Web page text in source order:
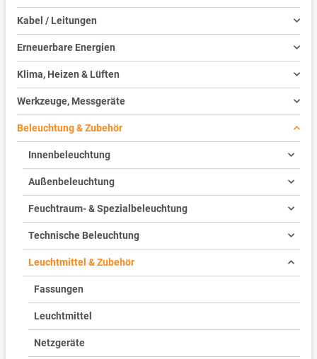
Kabel / Leitungen
Erneuerbare Energien
Klima, Heizen & Lüften
Werkzeuge, Messgeräte
Beleuchtung & Zubehör
Innenbeleuchtung
Außenbeleuchtung
Feuchtraum- & Spezialbeleuchtung
Technische Beleuchtung
Leuchtmittel & Zubehör
Fassungen
Leuchtmittel
Netzgeräte